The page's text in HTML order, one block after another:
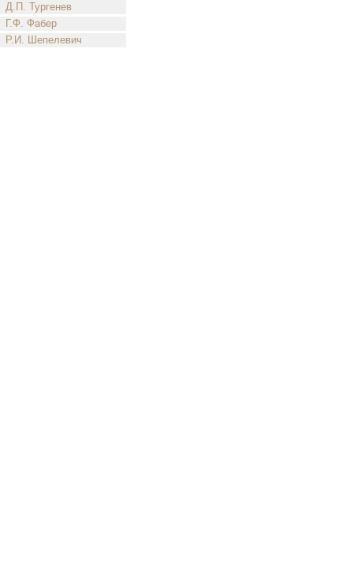
Д.П. Тургенев
Г.Ф. Фабер
Р.И. Шепелевич